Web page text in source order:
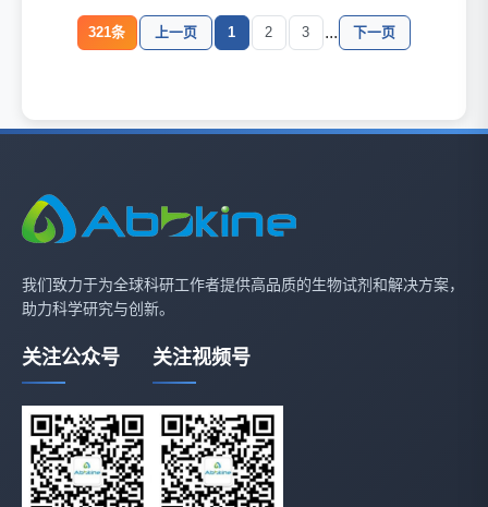
321条 上一页 1 2 3 ... 下一页
我们致力于为全球科研工作者提供高品质的生物试剂和解决方案，
助力科学研究与创新。
关注公众号 关注视频号